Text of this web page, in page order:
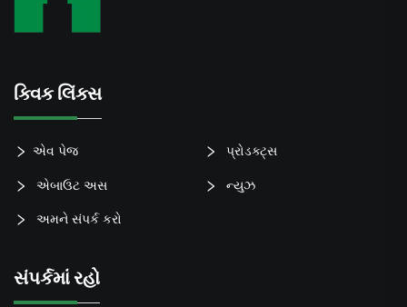
ક્વિક લિંક્સ
એવ પેજ પ્રોડક્ટ્સ
એબાઉટ અસ ન્યુઝ
અમને સંપર્ક કરો
સંપર્કમાં રહો